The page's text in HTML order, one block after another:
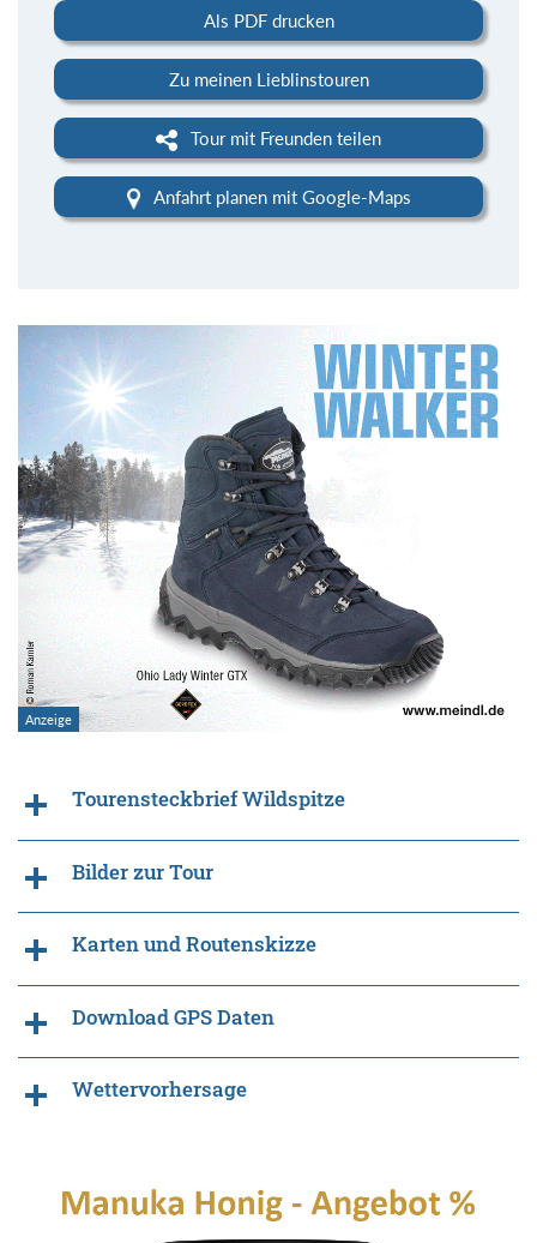
Als PDF drucken
Zu meinen Lieblinstouren
Tour mit Freunden teilen
Anfahrt planen mit Google-Maps
Tourensteckbrief Wildspitze
Bilder zur Tour
Karten und Routenskizze
Download GPS Daten
Wettervorhersage